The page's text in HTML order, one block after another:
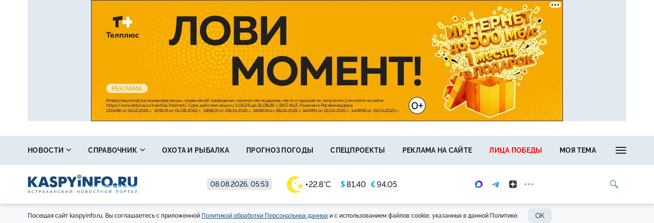
08.08.2026, 05:53 +22.8°C $81,40 €94,05
НОВОСТИ СПРАВОЧНИК ОХОТА И РЫБАЛКА ПРОГНОЗ ПОГОДЫ СПЕЦПРОЕКТЫ РЕКЛАМА НА САЙТЕ ЛИЦА ПОБЕДЫ МОЯ ТЕМА
Посещая сайт kaspyinfo.ru, Вы соглашаетесь с приложенной Политикой обработки Персональных данных и с использованием файлов cookie, указанных в данной Политике. OK